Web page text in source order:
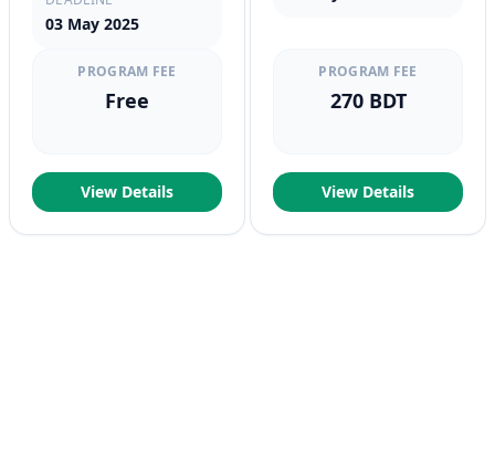
03 May 2025
PROGRAM FEE
Free
View Details
PROGRAM FEE
270 BDT
View Details